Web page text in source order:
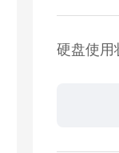
硬盘使